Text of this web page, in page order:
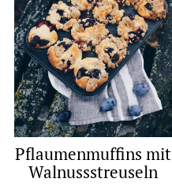
Pflaumenmuffins mit
Walnussstreuseln